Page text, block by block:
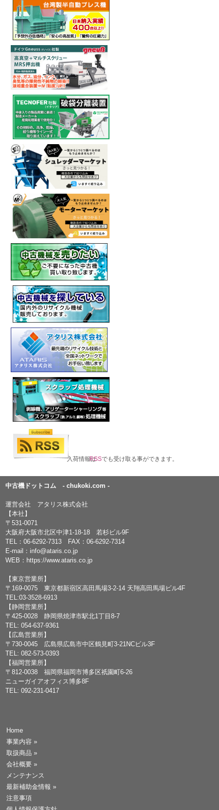
入荷情報はRSSでも受け取る事ができます。
中古機ドットコム - chukoki.com -
運営会社 アタリス株式会社
【本社】
〒531-0071
大阪府大阪市北区中津1-18-18 若杉ビル9F
TEL：06-6292-7313 FAX：06-6292-7314
E-mail： info@ataris.co.jp
WEB： https://www.ataris.co.jp
【東京営業所】
〒169-0075 東京都新宿区高田馬場3-2-14 天翔高田馬場ビル4F
TEL:03-3528-6913
【静岡営業所】
〒425-0028 静岡県焼津市駅北1丁目8-7
TEL: 054-637-9361
【広島営業所】
〒730-0045 広島県広島市中区鶴見町3-21NCビル3F
TEL: 082-573-0393
【福岡営業所】
〒812-0038 福岡県福岡市博多区祇園町6-26
ニューガイアオフィス博多8F
TEL: 092-231-0417
Home
事業内容 »
取扱商品 »
会社概要 »
メンテナンス
最新補助金情報 »
注意事項